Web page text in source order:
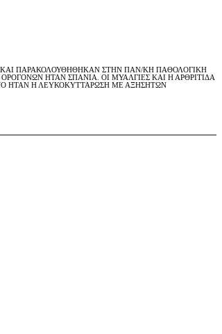
ΚΑΙ ΠΑΡΑΚΟΛΟΥΘΗΘΗΚΑΝ ΣΤΗΝ ΠΑΝ/ΚΗ ΠΑΘΟΛΟΓΙΚΗ
ΗΤΑΝ ΣΠΑΝΙΑ. ΟΙ ΜΥΑΛΓΙΕΣ ΚΑΙ Η ΑΡΘΡΙΤΙΔΑ
ΗΤΑΝ Η ΛΕΥΚΟΚΥΤΤΑΡΩΣΗ ΜΕ ΑΞΗΣΗΤΩΝ